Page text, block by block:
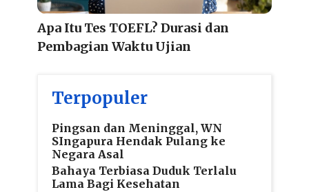
Apa Itu Tes TOEFL? Durasi dan
Pembagian Waktu Ujian
Terpopuler
Pingsan dan Meninggal, WN
SIngapura Hendak Pulang ke
Negara Asal
Bahaya Terbiasa Duduk Terlalu
Lama Bagi Kesehatan